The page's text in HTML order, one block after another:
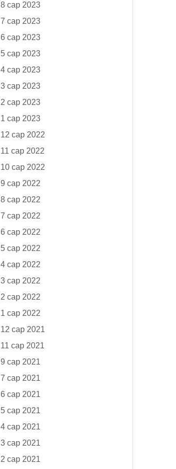
8 сар 2023
7 сар 2023
6 сар 2023
5 сар 2023
4 сар 2023
3 сар 2023
2 сар 2023
1 сар 2023
12 сар 2022
11 сар 2022
10 сар 2022
9 сар 2022
8 сар 2022
7 сар 2022
6 сар 2022
5 сар 2022
4 сар 2022
3 сар 2022
2 сар 2022
1 сар 2022
12 сар 2021
11 сар 2021
9 сар 2021
7 сар 2021
6 сар 2021
5 сар 2021
4 сар 2021
3 сар 2021
2 сар 2021